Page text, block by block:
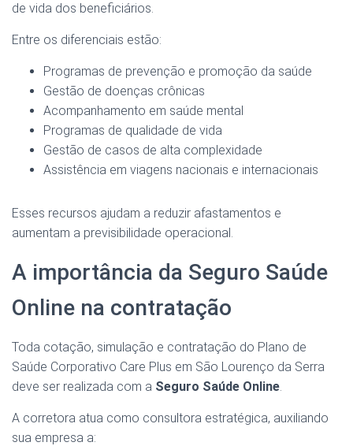
de vida dos beneficiários.
Entre os diferenciais estão:
Programas de prevenção e promoção da saúde
Gestão de doenças crônicas
Acompanhamento em saúde mental
Programas de qualidade de vida
Gestão de casos de alta complexidade
Assistência em viagens nacionais e internacionais
Esses recursos ajudam a reduzir afastamentos e
aumentam a previsibilidade operacional.
A importância da Seguro Saúde
Online na contratação
Toda cotação, simulação e contratação do Plano de
Saúde Corporativo Care Plus em São Lourenço da Serra
deve ser realizada com a Seguro Saúde Online.
A corretora atua como consultora estratégica, auxiliando
sua empresa a: